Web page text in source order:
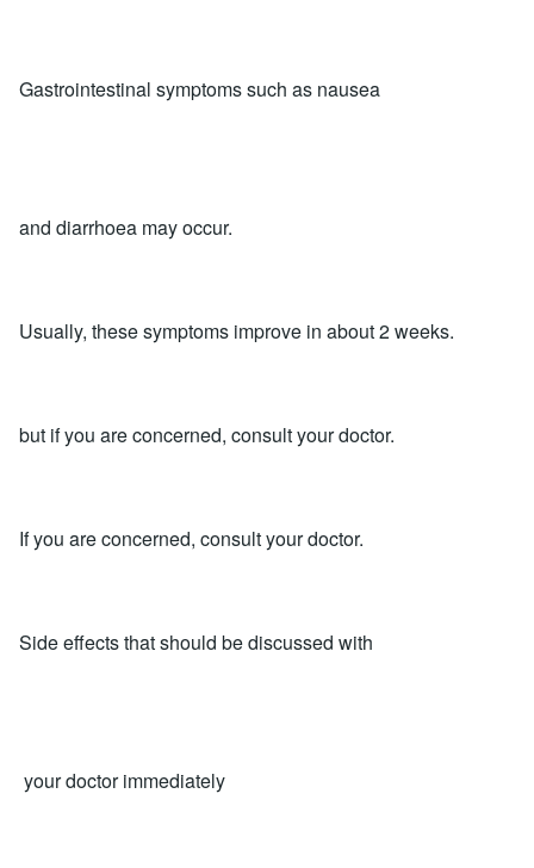
Gastrointestinal symptoms such as nausea
and diarrhoea may occur.
Usually, these symptoms improve in about 2 weeks.
but if you are concerned, consult your doctor.
If you are concerned, consult your doctor.
Side effects that should be discussed with
your doctor immediately